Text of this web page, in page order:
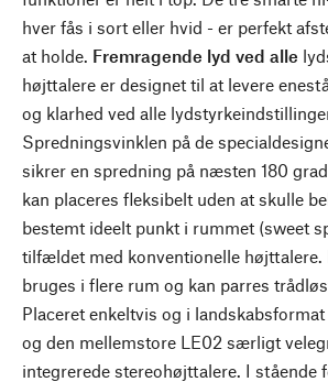
hver fås i sort eller hvid - er perfekt
at holde. Fremragende lyd ved alle
højttalere er designet til at levere
og klarhed ved alle
Spredningsvinklen på de
sikrer en spredning på næsten 180
kan placeres fleksibelt uden at skulle
bestemt ideelt punkt i rummet (sweet
tilfældet med konventionelle højttalere.
bruges i flere rum og kan parres
Placeret enkeltvis og i
og den mellemstore LE02 særligt
integrerede stereohøjttalere. I stående